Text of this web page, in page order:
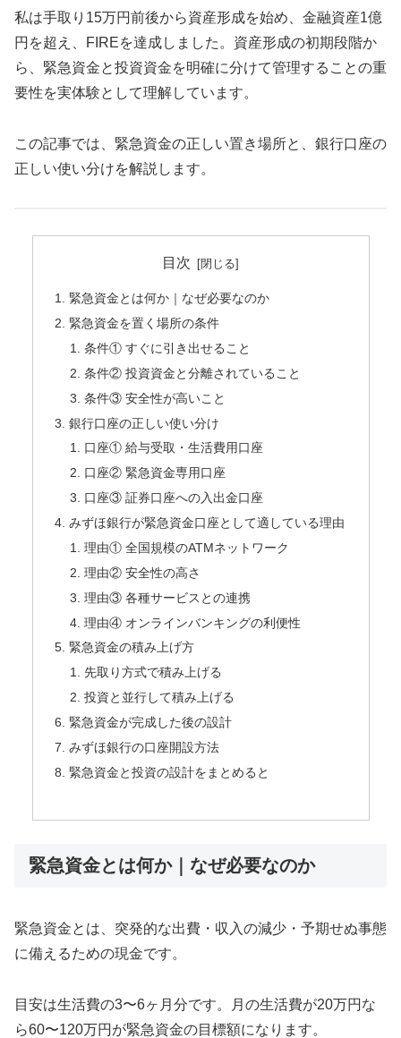
私は手取り15万円前後から資産形成を始め、金融資産1億
円を超え、FIREを達成しました。資産形成の初期段階か
ら、緊急資金と投資資金を明確に分けて管理することの重
要性を実体験として理解しています。
この記事では、緊急資金の正しい置き場所と、銀行口座の
正しい使い分けを解説します。
目次
緊急資金とは何か｜なぜ必要なのか
緊急資金を置く場所の条件
条件① すぐに引き出せること
条件② 投資資金と分離されていること
条件③ 安全性が高いこと
銀行口座の正しい使い分け
口座① 給与受取・生活費用口座
口座② 緊急資金専用口座
口座③ 証券口座への入出金口座
みずほ銀行が緊急資金口座として適している理由
理由① 全国規模のATMネットワーク
理由② 安全性の高さ
理由③ 各種サービスとの連携
理由④ オンラインバンキングの利便性
緊急資金の積み上げ方
先取り方式で積み上げる
投資と並行して積み上げる
緊急資金が完成した後の設計
みずほ銀行の口座開設方法
緊急資金と投資の設計をまとめると
緊急資金とは何か｜なぜ必要なのか
緊急資金とは、突発的な出費・収入の減少・予期せぬ事態
に備えるための現金です。
目安は生活費の3〜6ヶ月分です。月の生活費が20万円な
ら60〜120万円が緊急資金の目標額になります。